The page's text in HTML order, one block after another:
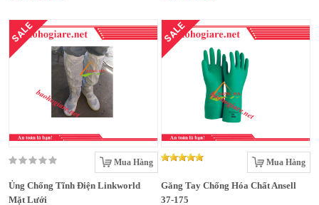
SALE
Mua Hàng
Ủng Chống Tĩnh Điện Linkworld
Mặt Lưới
SALE
Mua Hàng
Găng Tay Chống Hóa Chất Ansell
37-175